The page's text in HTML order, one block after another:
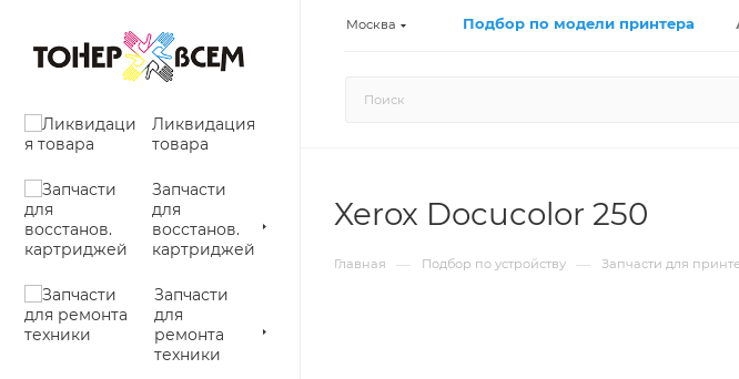
Москва Подбор по модели принтера
Ликвидация
товара
Запчасти
для
восстанов.
картриджей
Запчасти
для
ремонта
техники
Xerox Docucolor 250
Главная — Подбор по устройству — Запчасти для